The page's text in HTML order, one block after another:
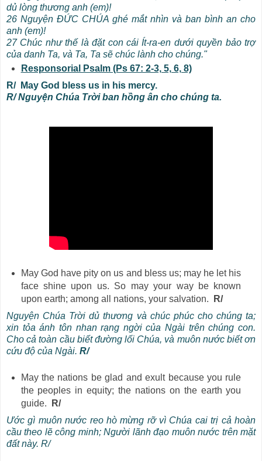
dủ lòng thương anh (em)!
26 Nguyện ĐỨC CHÚA ghé mắt nhìn và ban bình an cho
anh (em)!
27 Chúc như thế là đặt con cái Ít-ra-en dưới quyền bảo trợ
của danh Ta, và Ta, Ta sẽ chúc lành cho chúng."
Responsorial Psalm (Ps 67: 2-3, 5, 6, 8)
R/ May God bless us in his mercy.
R/ Nguyện Chúa Trời ban hồng ân cho chúng ta.
May God have pity on us and bless us; may he let his
face shine upon us. So may your way be known
upon earth; among all nations, your salvation.
R/
Nguyện Chúa Trời dủ thương và chúc phúc cho chúng ta;
xin tỏa ánh tôn nhan rạng ngời của Ngài trên chúng con.
Cho cả toàn cầu biết đường lối Chúa, và muôn nước biết ơn
cứu độ của Ngài. R/
May the nations be glad and exult because you rule
the peoples in equity; the nations on the earth you
guide.
R/
Ước gì muôn nước reo hò mừng rỡ vì Chúa cai trị cả hoàn
cầu theo lẽ công minh; Người lãnh đạo muôn nước trên mặt
đất này. R/